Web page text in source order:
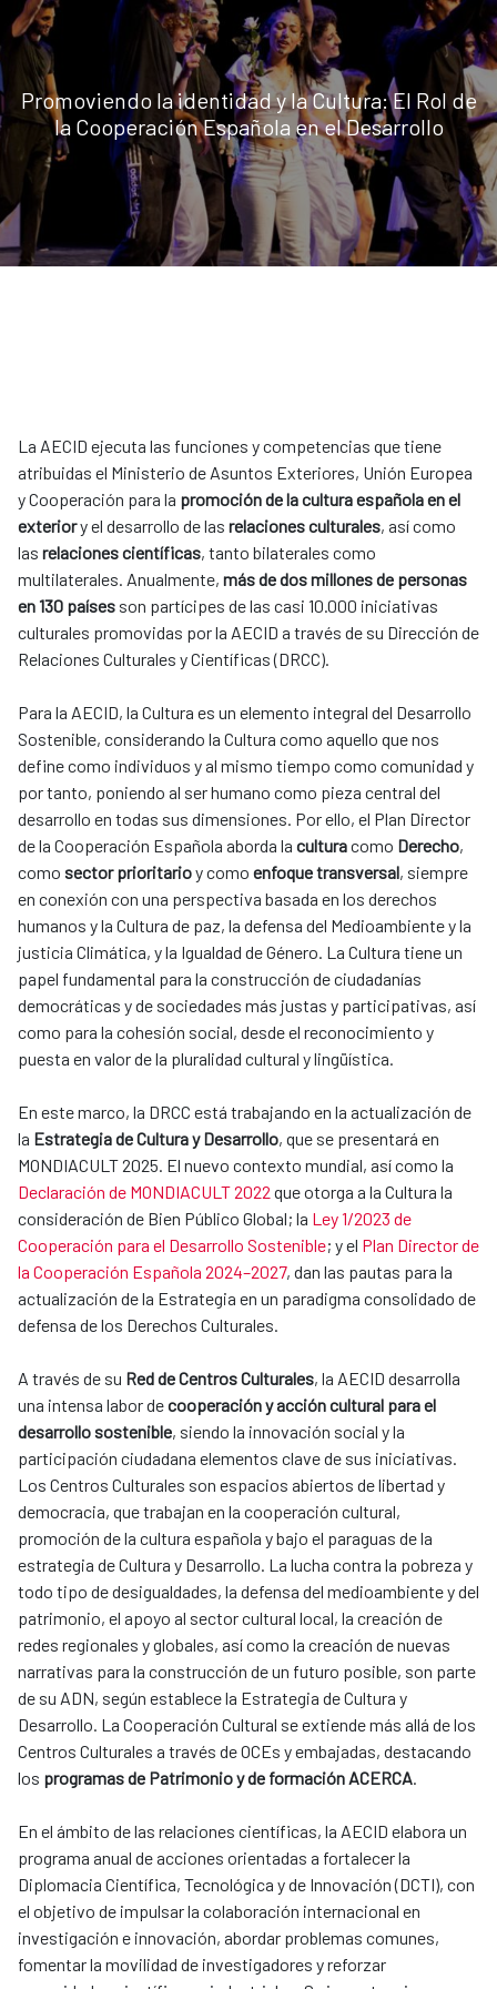
Promoviendo la identidad y la Cultura: El Rol de
la Cooperación Española en el Desarrollo
La AECID ejecuta las funciones y competencias que tiene
atribuidas el Ministerio de Asuntos Exteriores, Unión Europea
y Cooperación para la promoción de la cultura española en el
exteriory el desarrollo de las relaciones culturales, así como
las relaciones científicas, tanto bilaterales como
multilaterales. Anualmente, más de dos millones de personas
en 130 países son partícipes de las casi 10.000 iniciativas
culturales promovidas por la AECID a través de su Dirección de
Relaciones Culturales y Científicas (DRCC).
Para la AECID, la Cultura es un elemento integral del Desarrollo
Sostenible, considerando la Cultura como aquello que nos
define como individuos y al mismo tiempo como comunidad y
por tanto, poniendo al ser humano como pieza central del
desarrollo en todas sus dimensiones. Por ello, el Plan Director
de la Cooperación Española aborda la culturacomo Derecho,
como sector prioritarioy como enfoque transversal, siempre
en conexión con una perspectiva basada en los derechos
humanos y la Cultura de paz, la defensa del Medioambiente y la
justicia Climática, y la Igualdad de Género. La Cultura tiene un
papel fundamental para la construcción de ciudadanías
democráticas y de sociedades más justas y participativas, así
como para la cohesión social, desde el reconocimiento y
puesta en valor de la pluralidad cultural y lingüística.
En este marco, la DRCC está trabajando en la actualización de
la Estrategia de Cultura y Desarrollo, que se presentará en
MONDIACULT 2025. El nuevo contexto mundial, así como la
Declaración de MONDIACULT 2022 que otorga a la Cultura la
consideración de Bien Público Global; la Ley 1/2023 de
Cooperación para el Desarrollo Sostenible; y el Plan Director de
la Cooperación Española 2024–2027, dan las pautas para la
actualización de la Estrategia en un paradigma consolidado de
defensa de los Derechos Culturales.
A través de su Red de Centros Culturales, la AECID desarrolla
una intensa labor decooperación y acción cultural para el
desarrollo sostenible, siendo la innovación social y la
participación ciudadana elementos clave de sus iniciativas.
Los Centros Culturales son espacios abiertos de libertad y
democracia, que trabajan en la cooperación cultural,
promoción de la cultura española y bajo el paraguas de la
estrategia de Cultura y Desarrollo. La lucha contra la pobreza y
todo tipo de desigualdades, la defensa del medioambiente y del
patrimonio, el apoyo al sector cultural local, la creación de
redes regionales y globales, así como la creación de nuevas
narrativas para la construcción de un futuro posible, son parte
de su ADN, según establece la Estrategia de Cultura y
Desarrollo. La Cooperación Cultural se extiende más allá de los
Centros Culturales a través de OCEs y embajadas, destacando
los programas de Patrimonio y de formación ACERCA.
En el ámbito de las relaciones científicas, la AECID elabora un
programa anual de acciones orientadas a fortalecer la
Diplomacia Científica, Tecnológica y de Innovación (DCTI), con
el objetivo de impulsar la colaboración internacional en
investigación e innovación, abordar problemas comunes,
fomentar la movilidad de investigadores y reforzar